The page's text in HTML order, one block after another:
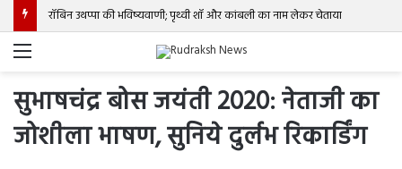
रॉबिन उथप्पा की भविष्यवाणी; पृथ्वी शॉ और कांबली का नाम लेकर चेताया
Menu
सुभाषचंद्र बोस जयंती 2020: नेताजी का
जोशीला भाषण, सुनिये दुर्लभ रिकार्डिंग